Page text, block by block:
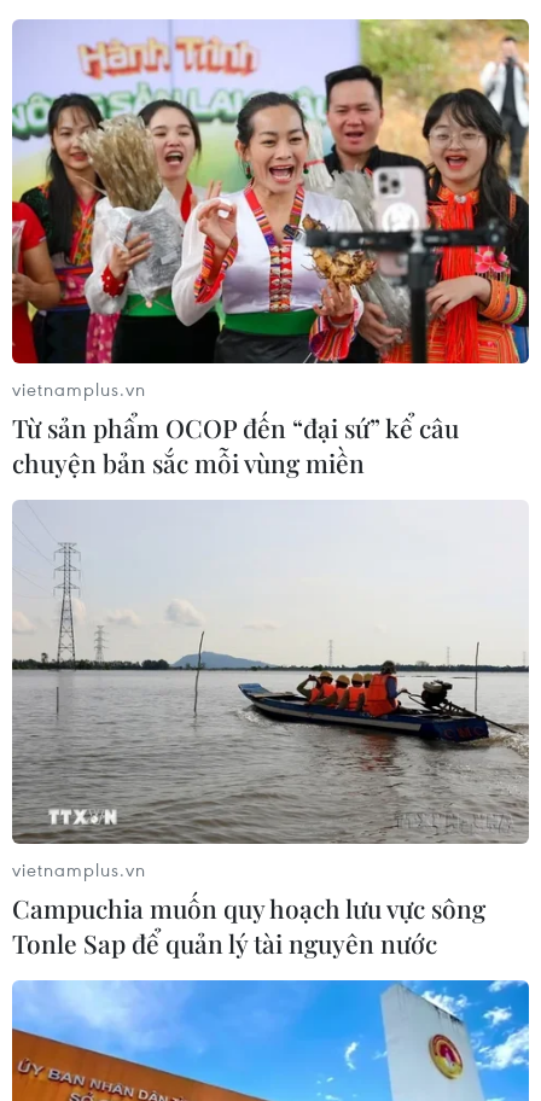
TIN CÙNG CHUYÊN MỤC
Hơn 800 vận động viên trẻ Việt Nam-
Trung Quốc giao lưu tại Bằng Tường
10/08/2026 15:54
Đẩy mạnh hợp tác Việt Nam-Đức
trong lĩnh vực xuất bản giáo dục
10/08/2026 14:58
vietnamplus.vn
Từ sản phẩm OCOP đến “đại sứ” kể câu
chuyện bản sắc mỗi vùng miền
vietnamplus.vn
Campuchia muốn quy hoạch lưu vực sông
Tonle Sap để quản lý tài nguyên nước